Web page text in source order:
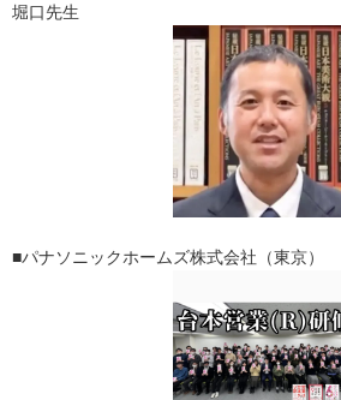
堀口先生
■パナソニックホームズ株式会社（東京）